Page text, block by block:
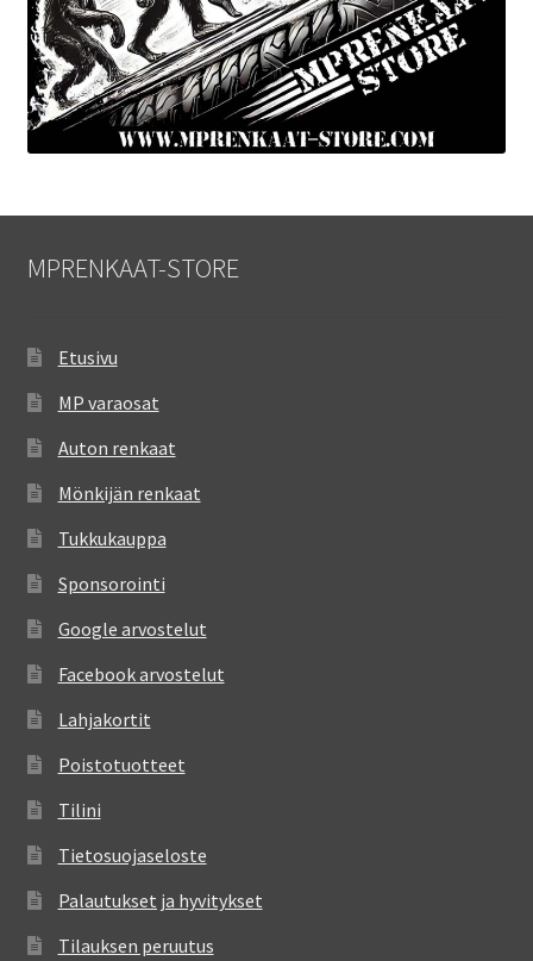
MPRENKAAT-STORE
Etusivu
MP varaosat
Auton renkaat
Mönkijän renkaat
Tukkukauppa
Sponsorointi
Google arvostelut
Facebook arvostelut
Lahjakortit
Poistotuotteet
Tilini
Tietosuojaseloste
Palautukset ja hyvitykset
Tilauksen peruutus